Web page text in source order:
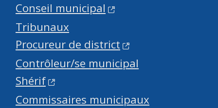
Conseil municipal
Tribunaux
Procureur de district
Contrôleur/se municipal
Shérif
Commissaires municipaux